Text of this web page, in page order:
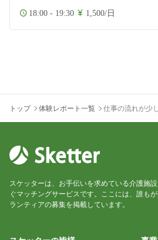
18:00 - 19:30 1,500/日
トップ 体験レポート一覧
仕事の流れが少
スケッターは、お手伝いを求めている介護施
ぐマッチングサービスです。ここには、誰も
ランティアの募集を掲載しています。